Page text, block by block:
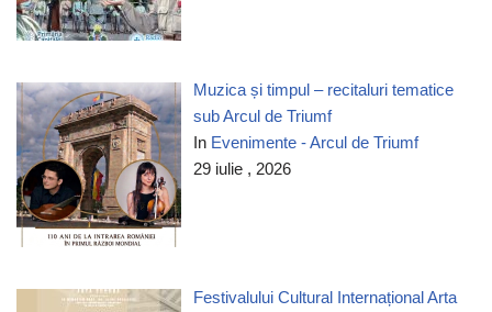
Muzica și timpul – recitaluri tematice
sub Arcul de Triumf
In Evenimente - Arcul de Triumf
29 iulie , 2026
Festivalului Cultural Internațional Arta